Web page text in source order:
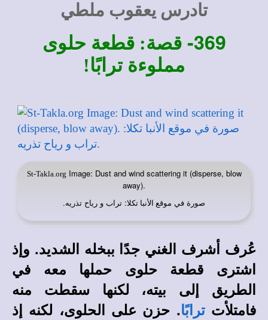
تادرس يعقوب ملطي
369- قصة: قطعة حلوى
مملوءة ترابًا!
St-Takla.org Image: Dust and wind scattering it (disperse, blow
away).
صورة في موقع الأنبا تكلا: تراب و رياح تذريه.
عُرف أشرف الغني جدًا ببخله الشديد. وإذ
اشترى قطعة حلوى حملها معه في
الطريق إلى بيته، لكنها سقطت منه
فامتلأتترابًا. حزن على الحلوى، لكنه إذ